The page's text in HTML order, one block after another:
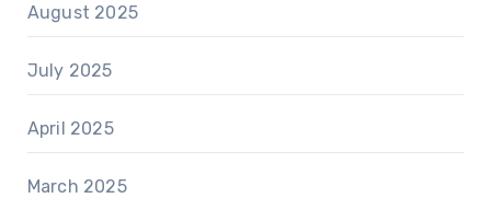
August 2025
July 2025
April 2025
March 2025